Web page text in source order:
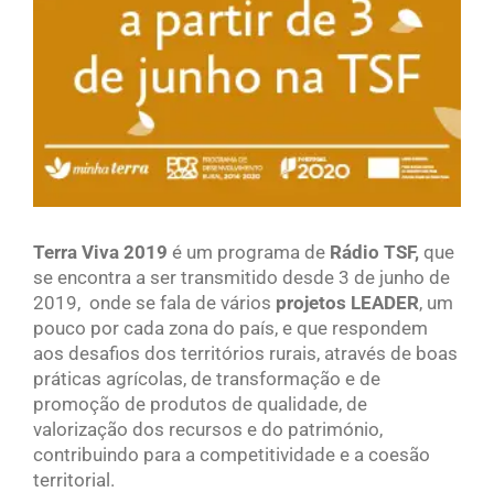
Terra Viva 2019 é um programa de Rádio TSF, que
se encontra a ser transmitido desde 3 de junho de
2019, onde se fala de vários projetos LEADER, um
pouco por cada zona do país, e que respondem
aos desafios dos territórios rurais, através de boas
práticas agrícolas, de transformação e de
promoção de produtos de qualidade, de
valorização dos recursos e do património,
contribuindo para a competitividade e a coesão
territorial.